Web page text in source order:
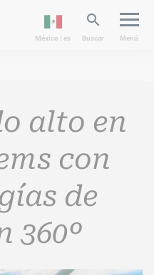
México | es Buscar Menú
alto en
con
de
360º